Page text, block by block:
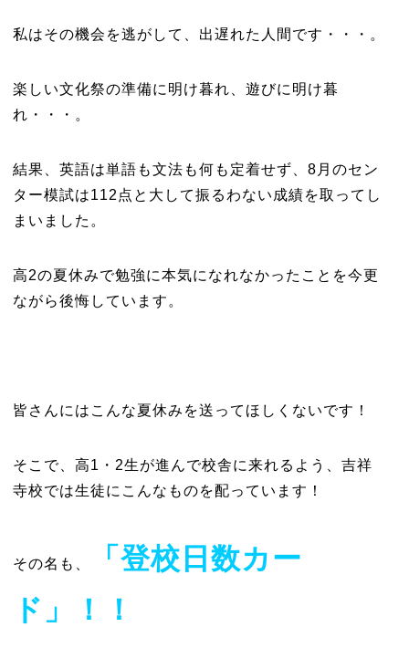
私はその機会を逃がして、出遅れた人間です・・・。
楽しい文化祭の準備に明け暮れ、遊びに明け暮
れ・・・。
結果、英語は単語も文法も何も定着せず、8月のセン
ター模試は112点と大して振るわない成績を取ってし
まいました。
高2の夏休みで勉強に本気になれなかったことを今更
ながら後悔しています。
皆さんにはこんな夏休みを送ってほしくないです！
そこで、高1・2生が進んで校舎に来れるよう、吉祥
寺校では生徒にこんなものを配っています！
その名も
「登校日数カー
ド」！！